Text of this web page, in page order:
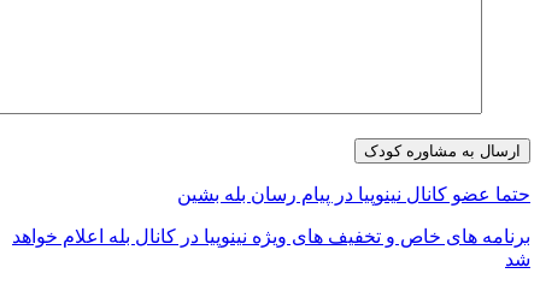
عضو کانال نینوپیا در پیام رسان بله بشین
های خاص و تخفیف های ویژه نینوپیا در کانال بله اعلام خواهد